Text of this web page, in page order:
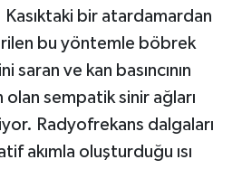
Kasıktaki bir atardamardan
bu yöntemle böbrek
saran ve kan basıncının
sempatik sinir ağları
Radyofrekans dalgaları
akımla oluşturduğu ısı